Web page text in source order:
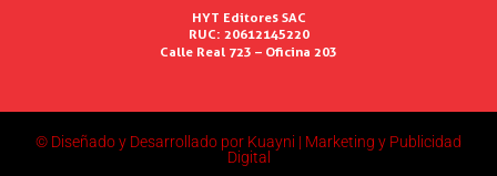
HYT Editores SAC
RUC: 20612145220
Calle Real 723 – Oficina 203
© Diseñado y Desarrollado por Kuayni | Marketing y Publicidad
Digital